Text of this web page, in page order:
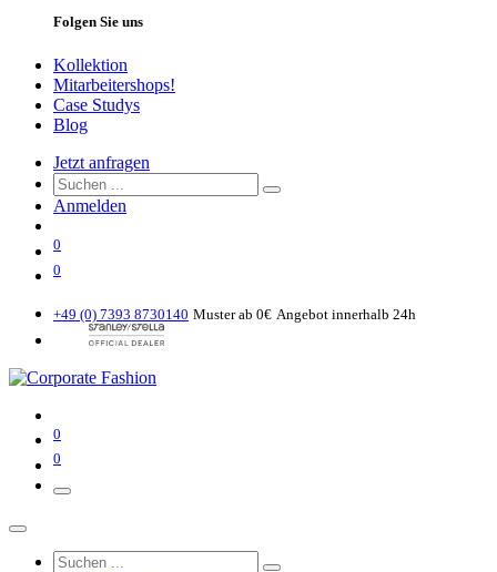
Folgen Sie uns
Kollektion
Mitarbeitershops!
Case Studys
Blog
Jetzt anfragen
Anmelden
0
0
+49 (0) 7393 8730140 Muster ab 0€ Angebot innerhalb 24h
0
0